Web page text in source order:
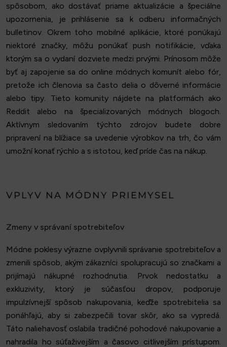
spôsobom, ako dostávať priame aktualizácie a špeciálne
upozornenia, je prihlásenie sa k odberu informačných
bulletinov. Okrem toho mobilné aplikácie, ktoré ponúkajú
niektoré značky, môžu ponúkať push notifikácie, vďaka
ktorým sa o vydaní dozviete medzi prvými. Prínosom môže
byť aj zapojenie sa do online módnych komunít alebo fór,
pretože ich členovia sa často delia o dôverné informácie
alebo tipy. Tieto komunity nájdete na platformách ako
Reddit alebo na špecializovaných módnych blogoch.
Aktívnym sledovaním týchto zdrojov budete dobre
pripravení na blížiace sa uvedenie výrobkov na trh, čo vám
umožní konať rýchlo a s istotou, keď príde čas na nákup.
VPLYV NA MÓDNY PRIEMYSEL
Zmeny v správaní spotrebiteľov
Módne poklesy výrazne ovplyvnili správanie spotrebiteľov a
zmenili spôsob, akým zákazníci spolupracujú so značkami a
prijímajú nákupné rozhodnutia. Prvok nedostatku a
exkluzivity, ktorý je súčasťou dropov, podporuje
impulzívnejší spôsob nakupovania, keďže spotrebitelia sa
ponáhľajú, aby si zabezpečili tovar skôr, ako sa vypredá.
Táto naliehavosť oslabila tradičné pohodové nakupovanie a
nahradila ho súťaživejším a časovo citlivejším prístupom.